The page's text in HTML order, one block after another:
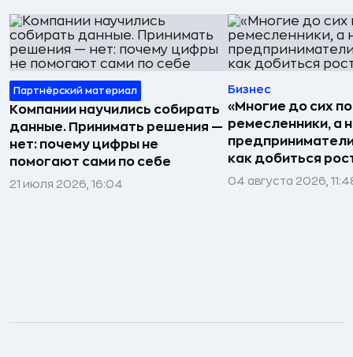
Партнёрский материал
Компании научились собирать
данные. Принимать решения —
нет: почему цифры не
помогают сами по себе
21 июля 2026, 16:04
Бизнес
«Многие до сих
ремесленники, а
как добиться
04 августа 2026,